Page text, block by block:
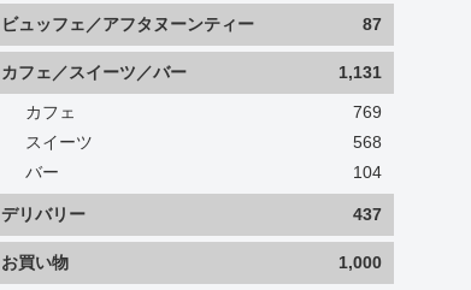
ビュッフェ／アフタヌーンティー 87
カフェ／スイーツ／バー 1,131
カフェ
769
スイーツ
568
バー
104
デリバリー 437
お買い物 1,000